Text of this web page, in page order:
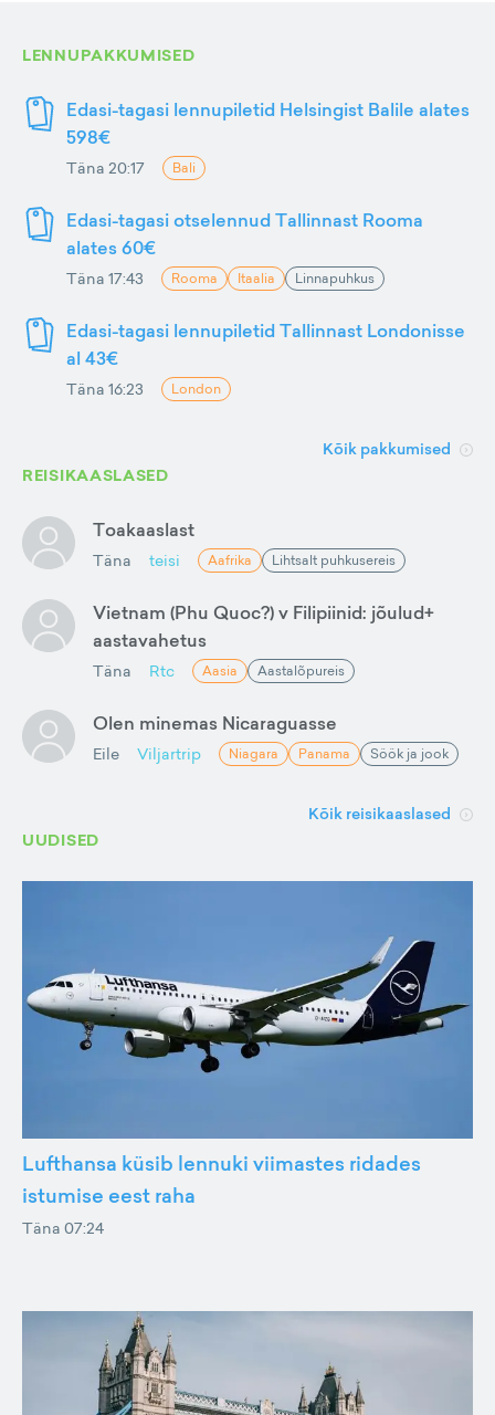
LENNUPAKKUMISED
Edasi-tagasi lennupiletid Helsingist Balile alates
598€
Täna 20:17 Bali
Edasi-tagasi otselennud Tallinnast Rooma
alates 60€
Täna 17:43 Rooma Itaalia Linnapuhkus
Edasi-tagasi lennupiletid Tallinnast Londonisse
al 43€
Täna 16:23 London
Kõik pakkumised
REISIKAASLASED
Toakaaslast
Täna teisi Aafrika Lihtsalt puhkusereis
Vietnam (Phu Quoc?) v Filipiinid: jõulud+
aastavahetus
Täna Rtc Aasia Aastalõpureis
Olen minemas Nicaraguasse
Eile Viljartrip Niagara Panama Söök ja jook
Kõik reisikaaslased
UUDISED
Lufthansa küsib lennuki viimastes ridades
istumise eest raha
Täna 07:24